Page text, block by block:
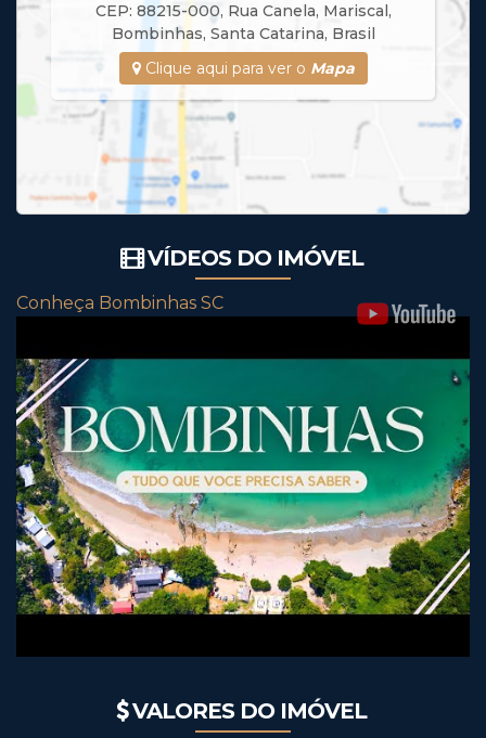
CEP: 88215-000, Rua Canela, Mariscal,
Bombinhas, Santa Catarina, Brasil
Clique aqui para ver o Mapa
VÍDEOS DO IMÓVEL
Conheça Bombinhas SC
VALORES DO IMÓVEL